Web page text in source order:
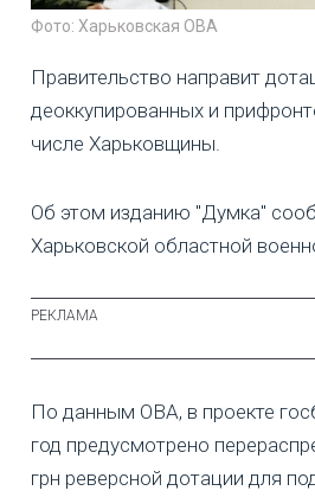
Фото: Харьковская ОВА
Правительство направит
деоккупированных и
числе Харьковщины.
Об этом изданию "Думка"
Харьковской областной
По данным ОВА, в проекте
год предусмотрено
грн реверсной дотации для